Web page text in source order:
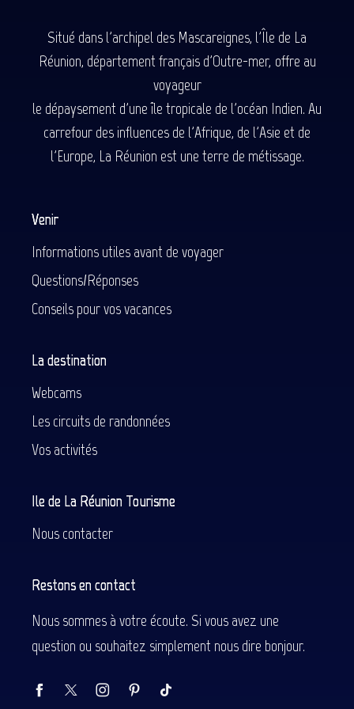
Situé dans l'archipel des Mascareignes, l'Île de La
Réunion, département français d'Outre-mer, offre au
voyageur
le dépaysement d'une île tropicale de l'océan Indien. Au
carrefour des influences de l'Afrique, de l'Asie et de
l'Europe, La Réunion est une terre de métissage.
Venir
Informations utiles avant de voyager
Questions/Réponses
Conseils pour vos vacances
La destination
Webcams
Les circuits de randonnées
Vos activités
Ile de La Réunion Tourisme
Nous contacter
Restons en contact
Nous sommes à votre écoute. Si vous avez une
question ou souhaitez simplement nous dire bonjour.